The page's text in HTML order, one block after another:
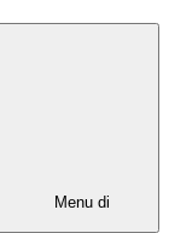
Menu di